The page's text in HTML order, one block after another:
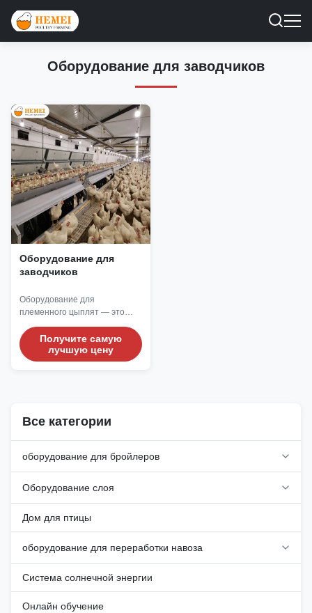
Оборудование для заводчиков
Оборудование для
заводчиков
Оборудование для
племенного цыплят — это
профессиональное
оборудование для
разведения, охватывающее
кормление, сбор яиц,
производством,
производительность, а также
превосходные возможности
размножения.
Получите самую
лучшую цену
Все категории
оборудование для бройлеров
Оборудование слоя
Дом для птицы
оборудование для переработки навоза
Система солнечной энергии
Онлайн обучение